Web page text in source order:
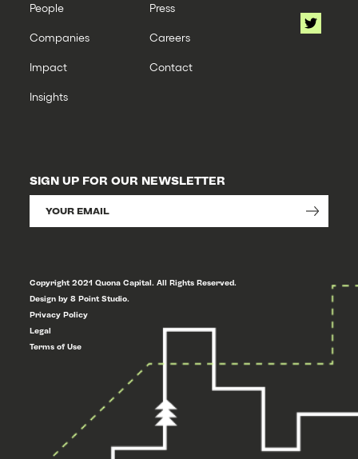
People
Companies
Impact
Insights
Press
Careers
Contact
SIGN UP FOR OUR NEWSLETTER
Copyright 2021 Quona Capital. All Rights Reserved.
Design by 8 Point Studio.
Privacy Policy
Legal
Terms of Use